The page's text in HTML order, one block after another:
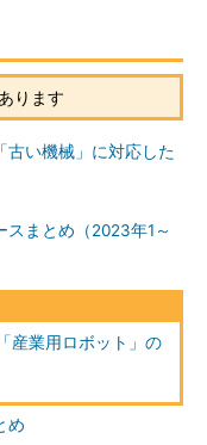
ります
古い機械」に対応した
スまとめ（2023年1～
産業用ロボット」の
め